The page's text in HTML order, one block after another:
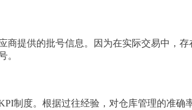
商提供的批号信息。因为在实际交易中，
。
制度。根据过往经验，对仓库管理的准